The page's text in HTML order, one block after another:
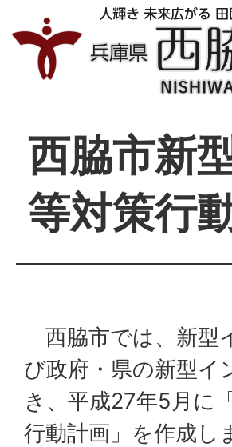
西脇市新
等対策行
西脇市では、新型
び政府・県の新型イ
き、平成27年5月に
行動計画」を作成し